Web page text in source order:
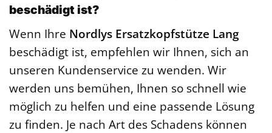
beschädigt ist?
Wenn Ihre Nordlys Ersatzkopfstütze Lang
beschädigt ist, empfehlen wir Ihnen, sich an
unseren Kundenservice zu wenden. Wir
werden uns bemühen, Ihnen so schnell wie
möglich zu helfen und eine passende Lösung
zu finden. Je nach Art des Schadens können